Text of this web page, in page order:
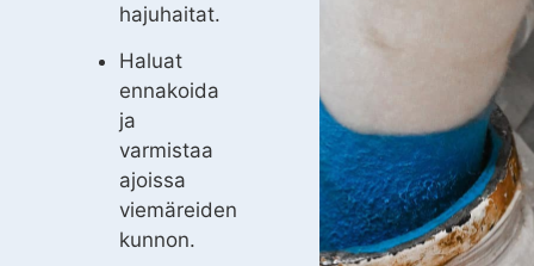
hajuhaitat.
Haluat
ennakoida
ja
varmistaa
ajoissa
viemäreiden
kunnon.